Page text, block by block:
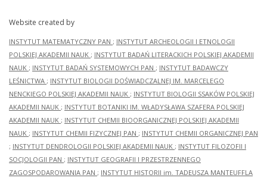
Website created by
INSTYTUT MATEMATYCZNY PAN ; INSTYTUT ARCHEOLOGII I ETNOLOGII
POLSKIEJ AKADEMII NAUK ; INSTYTUT BADAŃ LITERACKICH POLSKIEJ AKADEMII
NAUK ; INSTYTUT BADAŃ SYSTEMOWYCH PAN ; INSTYTUT BADAWCZY
LEŚNICTWA ; INSTYTUT BIOLOGII DOŚWIADCZALNEJ IM. MARCELEGO
NENCKIEGO POLSKIEJ AKADEMII NAUK ; INSTYTUT BIOLOGII SSAKÓW POLSKIEJ
AKADEMII NAUK ; INSTYTUT BOTANIKI IM. WŁADYSŁAWA SZAFERA POLSKIEJ
AKADEMII NAUK ; INSTYTUT CHEMII BIOORGANICZNEJ POLSKIEJ AKADEMII
NAUK ; INSTYTUT CHEMII FIZYCZNEJ PAN ; INSTYTUT CHEMII ORGANICZNEJ PAN
; INSTYTUT DENDROLOGII POLSKIEJ AKADEMII NAUK ; INSTYTUT FILOZOFII I
SOCJOLOGII PAN ; INSTYTUT GEOGRAFII I PRZESTRZENNEGO
ZAGOSPODAROWANIA PAN ; INSTYTUT HISTORII im. TADEUSZA MANTEUFFLA